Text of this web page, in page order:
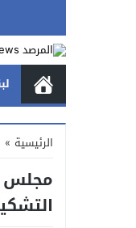
الرئيسية »
مجلس